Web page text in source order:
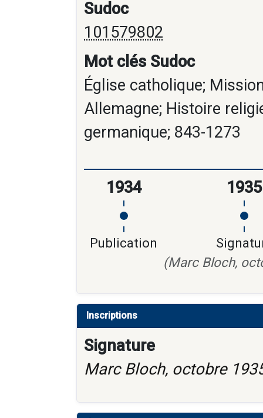
Sudoc
101579802
Mot clés Sudoc
Église catholique;
Allemagne; Histoire
germanique; 843-1273
1934
Publication
1935
(Marc Bloch,
Inscriptions
Signature
Marc Bloch, octobre